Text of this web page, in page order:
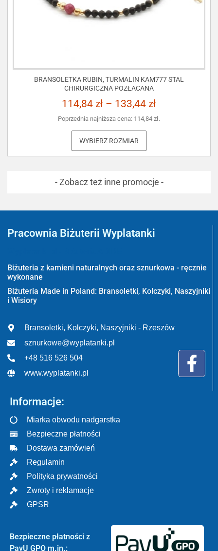
BRANSOLETKA RUBIN, TURMALIN KAM777 STAL
CHIRURGICZNA POZŁACANA
114,84 zł – 133,44 zł
Poprzednia najniższa cena: 114,84 zł.
WYBIERZ ROZMIAR
- Zobacz też inne promocje -
Pracownia Biżuterii Wyplatanki
Biżuteria z kamieni naturalnych oraz sznurkowa - ręcznie
wykonane
Biżuteria Made in Poland: Bransoletki, Kolczyki, Naszyjniki
i Wisiory
Bransoletki, Kolczyki, Naszyjniki - Rzeszów
sznurkowe@wyplatanki.pl
+48 516 526 504
www.wyplatanki.pl
Informacje:
Miarka obwodu nadgarstka
Bezpieczne płatności
Dostawa zamówień
Regulamin
Polityka prywatności
Zwroty i reklamacje
GPSR
Bezpieczne płatności z
PayU GPO m.in.: